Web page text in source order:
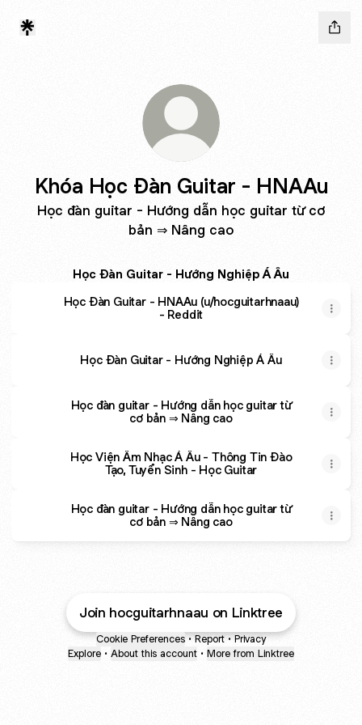
Khóa Học Đàn Guitar - HNAAu
Học đàn guitar - Hướng dẫn học guitar từ cơ
bản ⇒ Nâng cao
Học Đàn Guitar - Hướng Nghiệp Á Âu
Học Đàn Guitar - HNAAu (u/hocguitarhnaau)
- Reddit
Học Đàn Guitar - Hướng Nghiệp Á Âu
Học đàn guitar - Hướng dẫn học guitar từ
cơ bản ⇒ Nâng cao
Học Viện Âm Nhạc Á Âu - Thông Tin Đào
Tạo, Tuyển Sinh - Học Guitar
Học đàn guitar - Hướng dẫn học guitar từ
cơ bản ⇒ Nâng cao
Join hocguitarhnaau on Linktree
Cookie Preferences • Report • Privacy
Explore • About this account • More from Linktree